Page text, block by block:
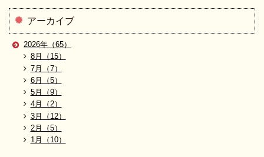
アーカイブ
2026年（65）
8月（15）
7月（7）
6月（5）
5月（9）
4月（2）
3月（12）
2月（5）
1月（10）